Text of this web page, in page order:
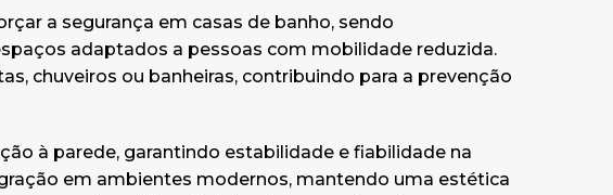
a segurança em casas de banho, sendo
adaptados a pessoas com mobilidade reduzida.
chuveiros ou banheiras, contribuindo para a prevenção
à parede, garantindo estabilidade e fiabilidade na
em ambientes modernos, mantendo uma estética